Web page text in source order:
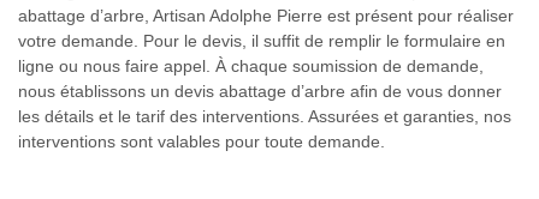
abattage d’arbre, Artisan Adolphe Pierre est présent pour réaliser
votre demande. Pour le devis, il suffit de remplir le formulaire en
ligne ou nous faire appel. À chaque soumission de demande,
nous établissons un devis abattage d’arbre afin de vous donner
les détails et le tarif des interventions. Assurées et garanties, nos
interventions sont valables pour toute demande.